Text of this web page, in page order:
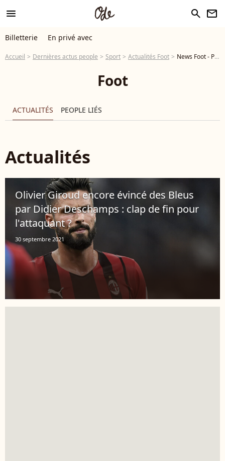
menu search newsletter
Billetterie En privé avec
Accueil Dernières actus people Sport Actualités Foot News Foot - Page 90
Foot
ACTUALITÉS PEOPLE LIÉS
Actualités
Olivier Giroud encore évincé des Bleus
par Didier Deschamps : clap de fin pour
l'attaquant ?
30 septembre 2021